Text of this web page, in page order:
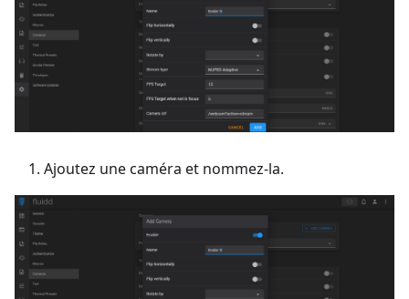
Ajoutez une caméra et nommez-la.